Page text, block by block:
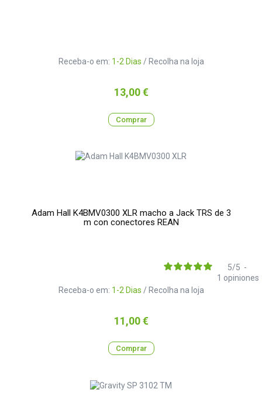
Receba-o em: 1-2 Dias / Recolha na loja
Preço
13,00 €
Comprar
Adam Hall K4BMV0300 XLR macho a Jack TRS de 3
m con conectores REAN
Receba-o em: 1-2 Dias / Recolha na loja
5/5 -
1 opiniones
Preço
11,00 €
Comprar